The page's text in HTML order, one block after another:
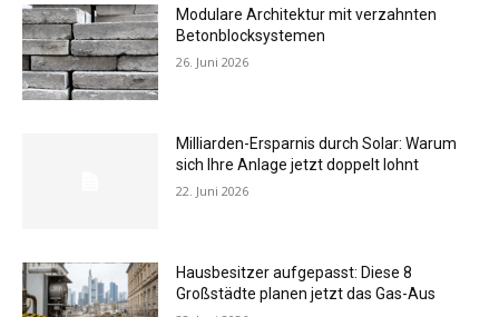
Modulare Architektur mit verzahnten
Betonblocksystemen
26. Juni 2026
Milliarden-Ersparnis durch Solar: Warum
sich Ihre Anlage jetzt doppelt lohnt
22. Juni 2026
Hausbesitzer aufgepasst: Diese 8
Großstädte planen jetzt das Gas-Aus